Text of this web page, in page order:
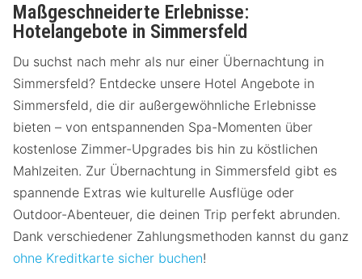
Maßgeschneiderte Erlebnisse:
Hotelangebote in Simmersfeld
Du suchst nach mehr als nur einer Übernachtung in
Simmersfeld? Entdecke unsere Hotel Angebote in
Simmersfeld, die dir außergewöhnliche Erlebnisse
bieten – von entspannenden Spa-Momenten über
kostenlose Zimmer-Upgrades bis hin zu köstlichen
Mahlzeiten. Zur Übernachtung in Simmersfeld gibt es
spannende Extras wie kulturelle Ausflüge oder
Outdoor-Abenteuer, die deinen Trip perfekt abrunden.
Dank verschiedener Zahlungsmethoden kannst du ganz
ohne Kreditkarte sicher buchen!